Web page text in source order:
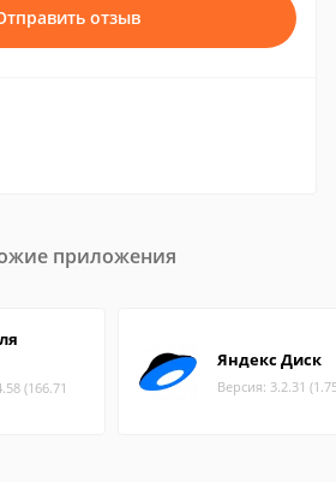
отзыв
приложения
(166.71
Яндекс Диск
Версия: 3.2.31